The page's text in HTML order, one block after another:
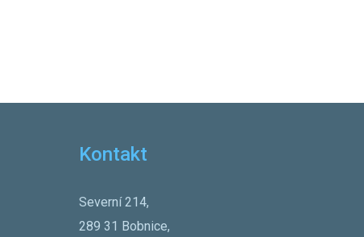
Kontakt
Severní 214,
289 31 Bobnice,